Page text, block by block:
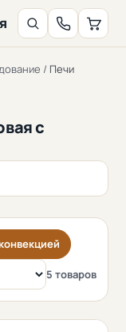
/ Печи
с
5 товаров